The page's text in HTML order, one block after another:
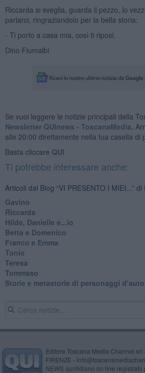
Riccarda si sveglia, guarda il pezzo, lo
parlarci, ringraziandolo per la bella storia:
- Ti porto a casa mia, così ti riposi.
Dino Fiumalbi
Se vuoi leggere le notizie principali della
Newsletter QUInews - ToscanaMedia.
alle 20:00 direttamente nella tua casella di
Basta cliccare QUI
Ti potrebbe interessare anche:
Articoli dal Blog “VI PRESENTO I MIEI...”
Gavino
Riccarda
Hilde, Danielle e...io
Betta e Domenico
​Franco e Emma
Tonio
Teresa
Tommaso
​Storie e metastorie di personaggi
Editore Toscana Media Channel
FIRENZE -
NEWS quotidiano on line